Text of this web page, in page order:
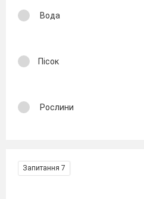
Вода
Пісок
Рослини
Запитання 7